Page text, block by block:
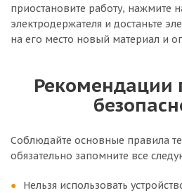
приостановите работу, нажмите
электродержателя и достаньте
на его место новый материал и
Рекомендации
Соблюдайте основные правила
обязательно запомните все
Нельзя использовать